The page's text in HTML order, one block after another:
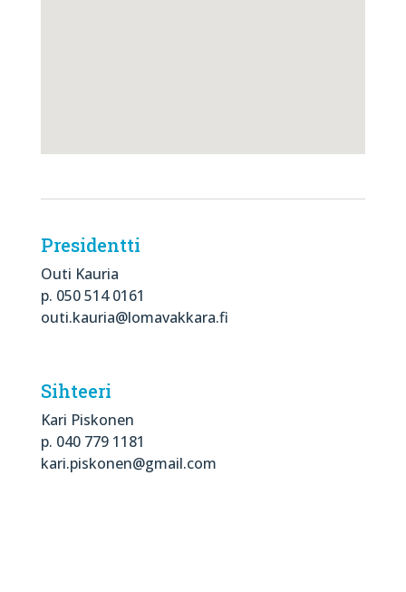
Presidentti
Outi Kauria
p. 050 514 0161
outi.kauria@lomavakkara.fi
Sihteeri
Kari Piskonen
p. 040 779 1181
kari.piskonen@gmail.com